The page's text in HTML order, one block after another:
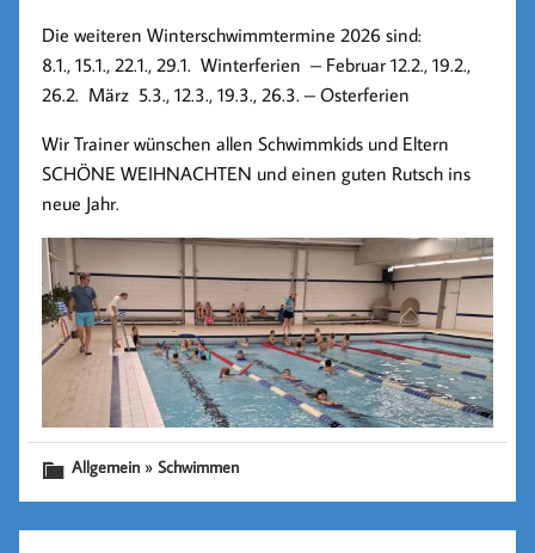
Die weiteren Winterschwimmtermine 2026 sind:
8.1., 15.1., 22.1., 29.1. Winterferien – Februar 12.2., 19.2.,
26.2. März 5.3., 12.3., 19.3., 26.3. – Osterferien
Wir Trainer wünschen allen Schwimmkids und Eltern
SCHÖNE WEIHNACHTEN und einen guten Rutsch ins
neue Jahr.
Allgemein »Schwimmen